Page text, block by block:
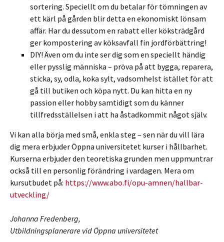
sortering. Speciellt om du betalar för tömningen av
ett kärl på gården blir detta en ekonomiskt lönsam
affär. Har du dessutom en rabatt eller köksträdgård
ger kompostering av köksavfall fin jordförbättring!
DIY! Även om du inte ser dig som en speciellt händig
eller pysslig människa – pröva på att bygga, reparera,
sticka, sy, odla, koka sylt, vadsomhelst istället för att
gå till butiken och köpa nytt. Du kan hitta en ny
passion eller hobby samtidigt som du känner
tillfredsställelsen i att ha åstadkommit något själv.
Vi kan alla börja med små, enkla steg – sen när du vill lära
dig mera erbjuder Öppna universitetet kurser i hållbarhet.
Kurserna erbjuder den teoretiska grunden men uppmuntrar
också till en personlig förändring i vardagen. Mera om
kursutbudet på: https://www.abo.fi/opu-amnen/hallbar-
utveckling/
Johanna Fredenberg,
Utbildningsplanerare vid Öppna universitetet